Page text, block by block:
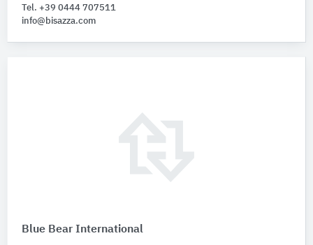
Tel. +39 0444 707511
info@bisazza.com
Blue Bear International